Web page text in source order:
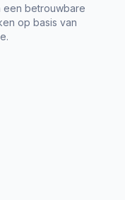
een betrouwbare
op basis van